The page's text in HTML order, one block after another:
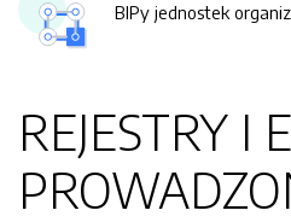
BIPy jednostek
REJESTRY I